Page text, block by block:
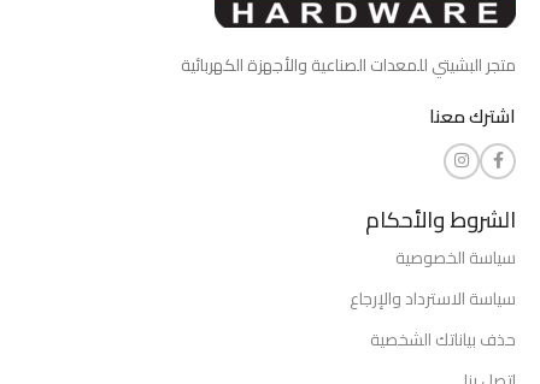
متجر البشيتي للمعدات الصناعية والأجهزة الكهربائية
اشترك معنا
الشروط والأحكام
سياسة الخصوصية
سياسة الاسترداد والإرجاع
حذف بياناتك الشخصية